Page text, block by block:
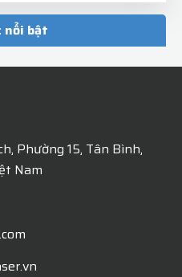
THƯỜNG – KHI QUA TAY
SẼ TRỞ THÀNH "BỘ MẶT"
CỦA THƯƠNG HIỆU!
nổi bật
Phường 15, Tân Bình,
Nam